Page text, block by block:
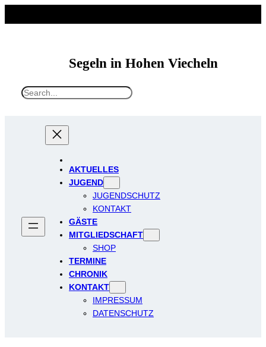
Segeln in Hohen Viecheln
S
AKTUELLES
JUGEND
JUGENDSCHUTZ
KONTAKT
GÄSTE
MITGLIEDSCHAFT
SHOP
TERMINE
CHRONIK
KONTAKT
IMPRESSUM
DATENSCHUTZ